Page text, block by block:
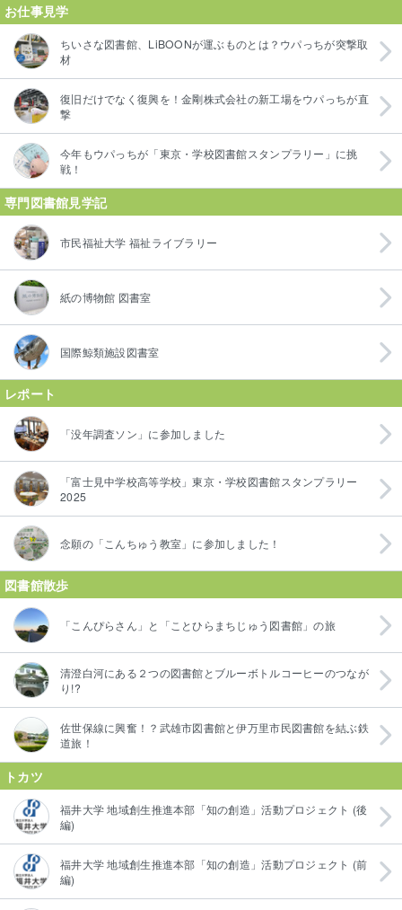
お仕事見学
ちいさな図書館、LiBOONが運ぶものとは？ウパっちが突撃取
材
復旧だけでなく復興を！金剛株式会社の新工場をウパっちが直
撃
今年もウパっちが「東京・学校図書館スタンプラリー」に挑
戦！
専門図書館見学記
市民福祉大学 福祉ライブラリー
紙の博物館 図書室
国際鯨類施設図書室
レポート
「没年調査ソン」に参加しました
「富士見中学校高等学校」東京・学校図書館スタンプラリー
2025
念願の「こんちゅう教室」に参加しました！
図書館散歩
「こんぴらさん」と「ことひらまちじゅう図書館」の旅
清澄白河にある２つの図書館とブルーボトルコーヒーのつなが
り!?
佐世保線に興奮！？武雄市図書館と伊万里市民図書館を結ぶ鉄
道旅！
トカツ
福井大学 地域創生推進本部「知の創造」活動プロジェクト (後
編)
福井大学 地域創生推進本部「知の創造」活動プロジェクト (前
編)